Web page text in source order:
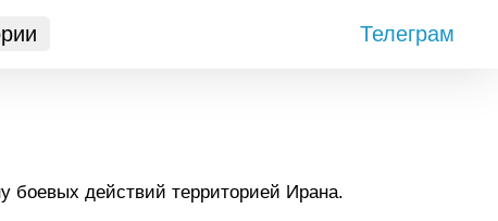
Телеграм
действий территорией Ирана.